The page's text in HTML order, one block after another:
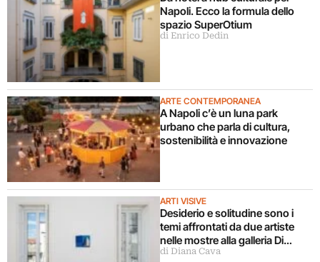
Napoli. Ecco la formula dello
spazio SuperOtium
di Enrico Dedin
ARTE CONTEMPORANEA
A Napoli c’è un luna park
urbano che parla di cultura,
sostenibilità e innovazione
ARTI VISIVE
Desiderio e solitudine sono i
temi affrontati da due artiste
nelle mostre alla galleria Di
Marino a Napoli
di Diana Cava